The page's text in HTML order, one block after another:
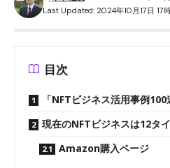
Last Updated: 2024年10月17日 17
目次
「NFTビジネス活用事例
現在のNFTビジネスは12タ
Amazon購入ページ